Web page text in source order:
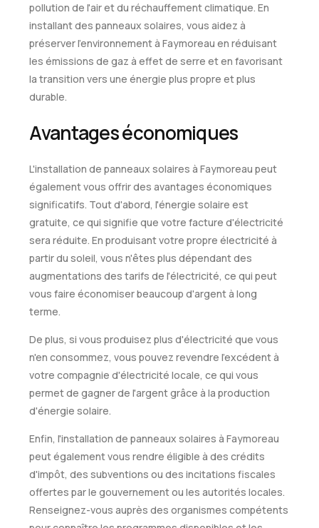
pollution de l'air et du réchauffement climatique. En
installant des panneaux solaires, vous aidez à
préserver l'environnement à Faymoreau en réduisant
les émissions de gaz à effet de serre et en favorisant
la transition vers une énergie plus propre et plus
durable.
Avantages économiques
L'installation de panneaux solaires à Faymoreau peut
également vous offrir des avantages économiques
significatifs. Tout d'abord, l'énergie solaire est
gratuite, ce qui signifie que votre facture d'électricité
sera réduite. En produisant votre propre électricité à
partir du soleil, vous n'êtes plus dépendant des
augmentations des tarifs de l'électricité, ce qui peut
vous faire économiser beaucoup d'argent à long
terme.
De plus, si vous produisez plus d'électricité que vous
n'en consommez, vous pouvez revendre l'excédent à
votre compagnie d'électricité locale, ce qui vous
permet de gagner de l'argent grâce à la production
d'énergie solaire.
Enfin, l'installation de panneaux solaires à Faymoreau
peut également vous rendre éligible à des crédits
d'impôt, des subventions ou des incitations fiscales
offertes par le gouvernement ou les autorités locales.
Renseignez-vous auprès des organismes compétents